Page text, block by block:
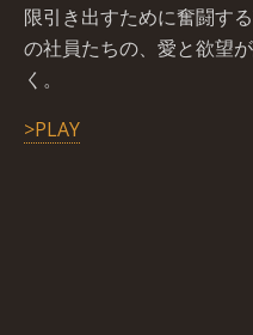
限引き出すために奮闘す
の社員たちの、愛と欲望
く。
>PLAY